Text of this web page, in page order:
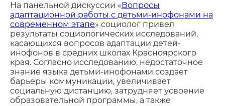
На панельной дискуссии «Вопросы
адаптационной работы с детьми-инофонами на
современном этапе» социолог привел
результаты социологических исследований,
касающихся вопросов адаптации детей-
инофонов в средних школах Красноярского
края. Согласно исследованию, недостаточное
знание языка детьми-инофонами создает
барьеры коммуникации, увеличивает
социальную дистанцию, затрудняет усвоение
образовательной программы, а также